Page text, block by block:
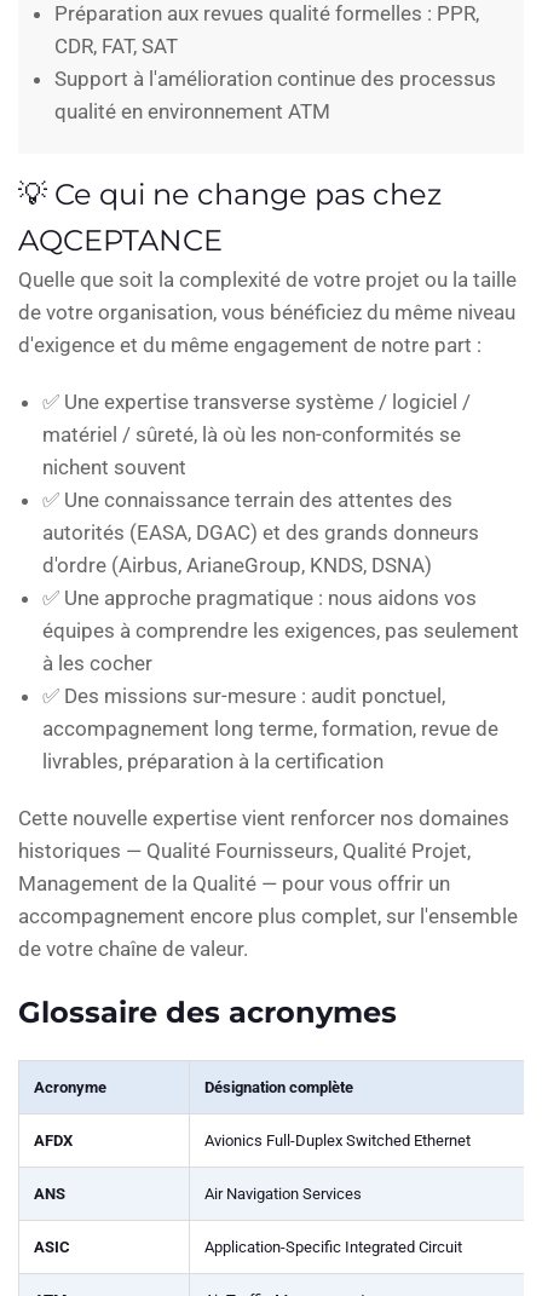
Préparation aux revues qualité formelles : PPR,
CDR, FAT, SAT
Support à l'amélioration continue des processus
qualité en environnement ATM
💡 Ce qui ne change pas chez
AQCEPTANCE
Quelle que soit la complexité de votre projet ou la taille
de votre organisation, vous bénéficiez du même niveau
d'exigence et du même engagement de notre part :
✅ Une expertise transverse système / logiciel /
matériel / sûreté, là où les non-conformités se
nichent souvent
✅ Une connaissance terrain des attentes des
autorités (EASA, DGAC) et des grands donneurs
d'ordre (Airbus, ArianeGroup, KNDS, DSNA)
✅ Une approche pragmatique : nous aidons vos
équipes à comprendre les exigences, pas seulement
à les cocher
✅ Des missions sur-mesure : audit ponctuel,
accompagnement long terme, formation, revue de
livrables, préparation à la certification
Cette nouvelle expertise vient renforcer nos domaines
historiques — Qualité Fournisseurs, Qualité Projet,
Management de la Qualité — pour vous offrir un
accompagnement encore plus complet, sur l'ensemble
de votre chaîne de valeur.
Glossaire des acronymes
Acronyme Désignation complète
AFDX Avionics Full-Duplex Switched Ethernet
ANS Air Navigation Services
ASIC Application-Specific Integrated Circuit